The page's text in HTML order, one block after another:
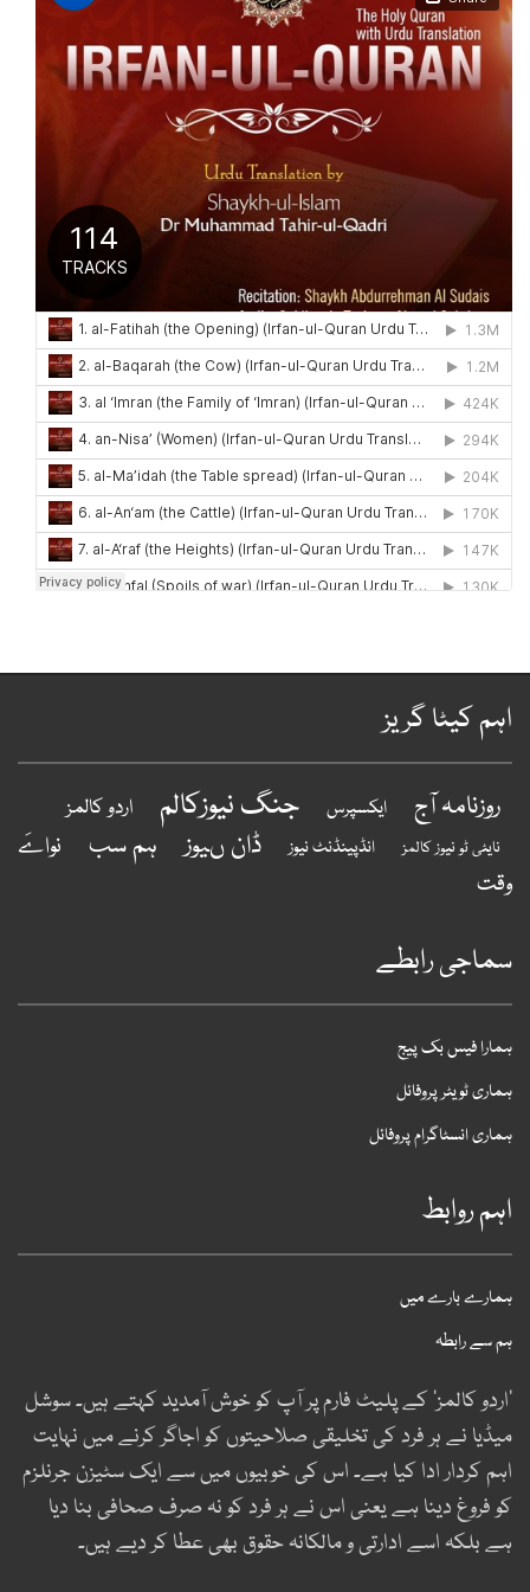
کیٹا گریز
روزنامہ آج ایکسپرس جنگ نیوزکالم اردو کالمز
نایٹی ٹو نیوز کالمز انڈپینڈنٹ نیوز ڈان ںیوز ہم سب
نواےَ
رابطے
فیس بک پیج
ٹویٹر پروفائل
انسٹاگرام پروفائل
روابط
بارے میں
سے رابطہ
کالمز‘ کے پلیٹ فارم پر آپ کو خوش آمدید کہتے ہیں۔ سوشل
نے ہر فرد کی تخلیقی صلاحیتوں کو اجاگر کرنے میں نہایت
کردار ادا کیا ہے۔ اس کی خوبیوں میں سے ایک سٹیزن جرنلزم
فروغ دینا ہے یعنی اس نے ہر فرد کو نہ صرف صحافی بنا دیا
بلکہ اسے ادارتی و مالکانہ حقوق بھی عطا کر دیے ہیں۔